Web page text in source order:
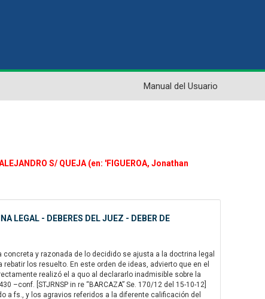
Manual del Usuario
S/ QUEJA (en: 'FIGUEROA, Jonathan
LEGAL - DEBERES DEL JUEZ - DEBER DE
y razonada de lo decidido se ajusta a la doctrina legal
los resuelto. En este orden de ideas, advierto que en el
realizó el a quo al declararlo inadmisible sobre la
–conf. [STJRNSP in re “BARCAZA” Se. 170/12 del 15-10-12]
a fs., y los agravios referidos a la diferente calificación del